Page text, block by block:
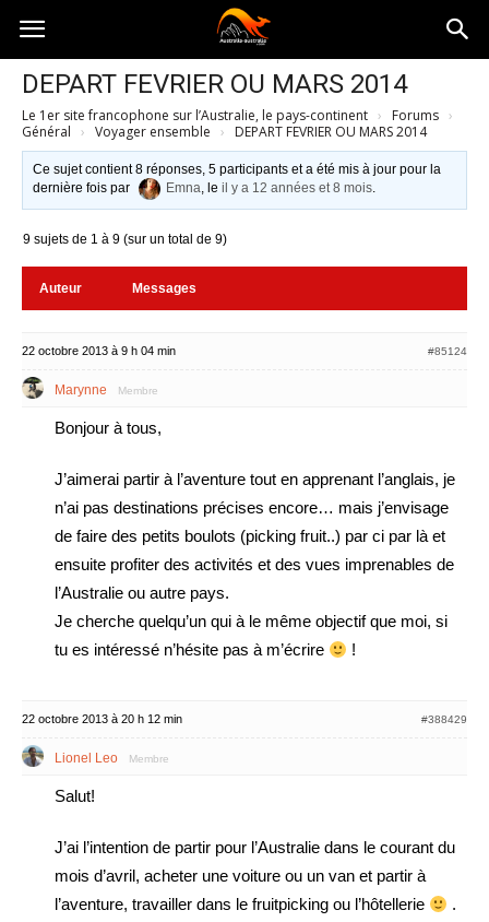
Australia-
australie.com
DEPART FEVRIER OU MARS 2014
Le 1er site francophone sur l’Australie, le pays-continent › Forums ›
Général › Voyager ensemble › DEPART FEVRIER OU MARS 2014
Ce sujet contient 8 réponses, 5 participants et a été mis à jour pour la
dernière fois par
Emna, leil y a 12 années et 8 mois.
9 sujets de 1 à 9 (sur un total de 9)
Auteur Messages
22 octobre 2013 à 9 h 04 min #85124
Marynne Membre
Bonjour à tous,
J’aimerai partir à l’aventure tout en apprenant l’anglais, je
n’ai pas destinations précises encore… mais j’envisage
de faire des petits boulots (picking fruit..) par ci par là et
ensuite profiter des activités et des vues imprenables de
l’Australie ou autre pays.
Je cherche quelqu’un qui à le même objectif que moi, si
tu es intéressé n’hésite pas à m’écrire
!
22 octobre 2013 à 20 h 12 min #388429
Lionel Leo Membre
Salut!
J’ai l’intention de partir pour l’Australie dans le courant du
mois d’avril, acheter une voiture ou un van et partir à
l’aventure, travailler dans le fruitpicking ou l’hôtellerie
.